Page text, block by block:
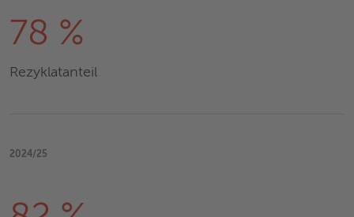
78 %
Rezyklatanteil
2024/25